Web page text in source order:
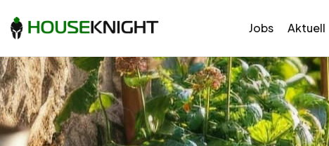
Jobs Aktuell